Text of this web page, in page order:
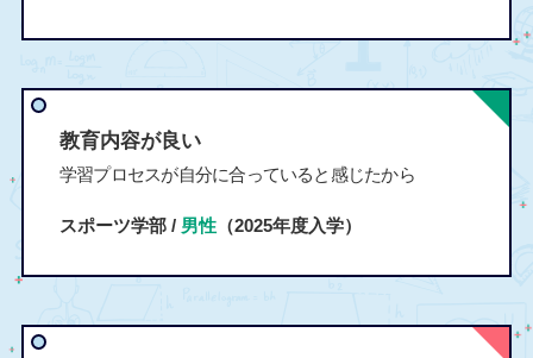
教育内容が良い
学習プロセスが自分に合っていると感じたから
スポーツ学部 / 男性（2025年度入学）